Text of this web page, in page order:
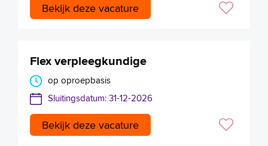
Bekijk deze vacature
Flex verpleegkundige
op oproepbasis
Sluitingsdatum: 31-12-2026
Bekijk deze vacature